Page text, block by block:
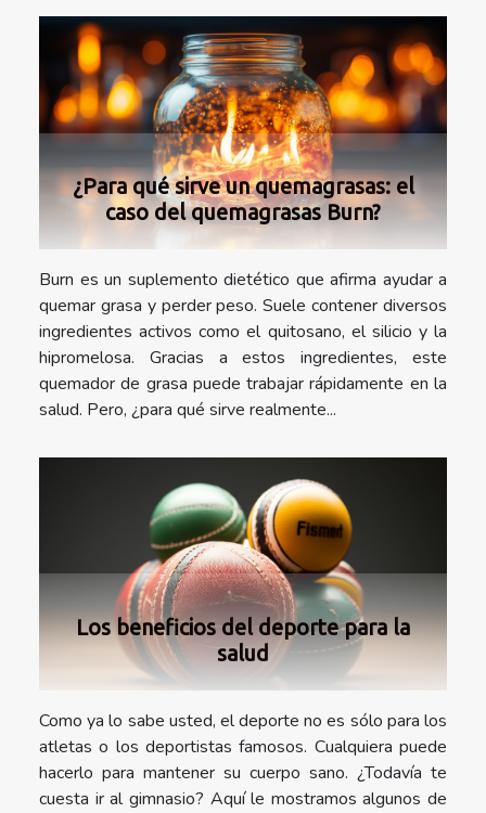
¿Para qué sirve un quemagrasas: el
caso del quemagrasas Burn?
Burn es un suplemento dietético que afirma ayudar a
quemar grasa y perder peso. Suele contener diversos
ingredientes activos como el quitosano, el silicio y la
hipromelosa. Gracias a estos ingredientes, este
quemador de grasa puede trabajar rápidamente en la
salud. Pero, ¿para qué sirve realmente...
Los beneficios del deporte para la
salud
Como ya lo sabe usted, el deporte no es sólo para los
atletas o los deportistas famosos. Cualquiera puede
hacerlo para mantener su cuerpo sano. ¿Todavía te
cuesta ir al gimnasio? Aquí le mostramos algunos de